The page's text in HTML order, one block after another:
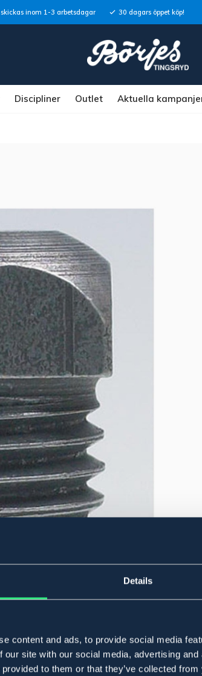
Details
content and ads, to provide social media
our site with our social media, advertising
to them or that they’ve collected
inom 1-3 arbetsdagar 30 dagars öppet köp!
Discipliner Outlet Aktuella